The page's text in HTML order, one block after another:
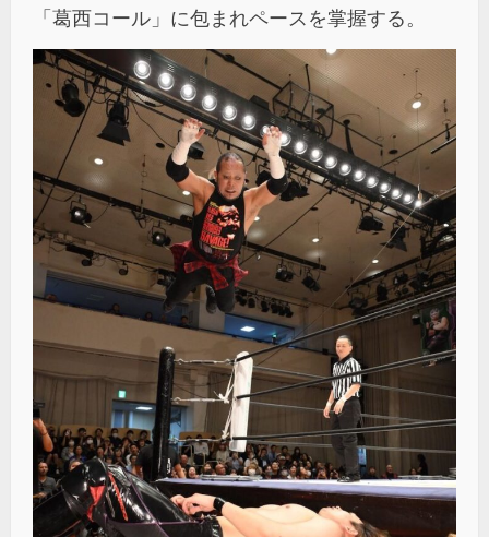
「葛西コール」に包まれペースを掌握する。